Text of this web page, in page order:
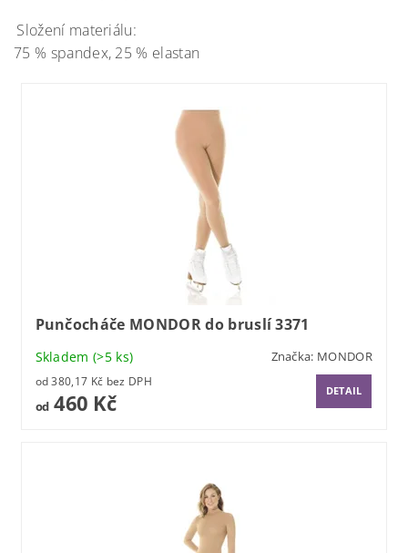
Složení materiálu:
75 % spandex, 25 % elastan
Punčocháče MONDOR do bruslí 3371
Skladem(>5 ks) Značka: MONDOR
od 380,17 Kč bez DPH
od460 Kč DETAIL